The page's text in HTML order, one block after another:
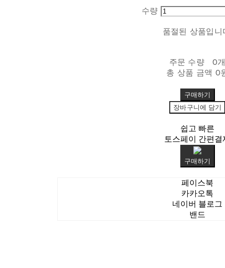
수량
품절된 상품입니
주문 수량
0개
총 상품 금액 0
구매하기
장바구니에 담기
쉽고 빠른
토스페이 간편결
구매하기
페이스북
카카오톡
네이버 블로그
밴드